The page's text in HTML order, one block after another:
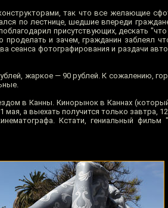
так что все желающие
по лестнице, шедшие впереди
присутствующих, дескать
проделать и зачем, гражданин заблеял
сеанса фотографирования и раздачи
жаркое — 90 рублей. К сожалению,
в Канны. Кинорынок в Каннах
мая, а выехать получится только завтра,
Кстати, гениальный